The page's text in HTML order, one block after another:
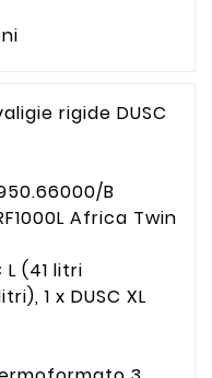
rigide DUSC
B
Africa Twin
L (41 litri
1 x DUSC XL